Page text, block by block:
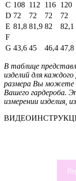
C 108 112 116 120
D 72 72 72 72
E 81,8 81,9 82 82,1
F
G 43,6 45 46,4 47,8
В таблице
изделий для
размера Вы можете
Вашего гардероба.
измерении изделия,